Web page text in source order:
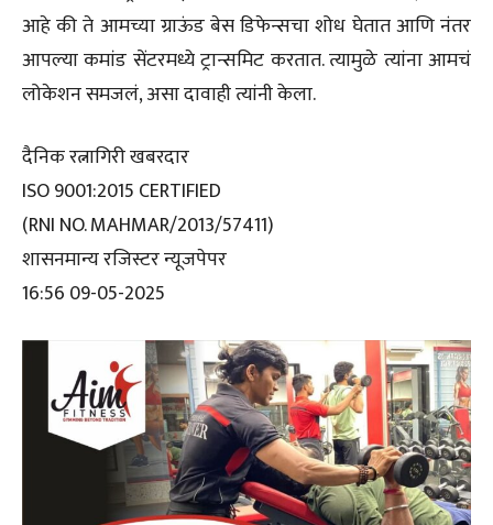
आहे की ते आमच्या ग्राऊंड बेस डिफेन्सचा शोध घेतात आणि नंतर
आपल्या कमांड सेंटरमध्ये ट्रान्समिट करतात. त्यामुळे त्यांना आमचं
लोकेशन समजलं, असा दावाही त्यांनी केला.
दैनिक रत्नागिरी खबरदार
ISO 9001:2015 CERTIFIED
(RNI NO. MAHMAR/2013/57411)
शासनमान्य रजिस्टर न्यूजपेपर
16:56 09-05-2025